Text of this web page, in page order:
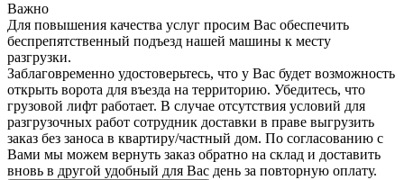
Важно
Для повышения качества услуг просим Вас обеспечить
беспрепятственный подъезд нашей машины к месту
разгрузки.
Заблаговременно удостоверьтесь, что у Вас будет возможность
открыть ворота для въезда на территорию. Убедитесь, что
грузовой лифт работает. В случае отсутствия условий для
разгрузочных работ сотрудник доставки в праве выгрузить
заказ без заноса в квартиру/частный дом. По согласованию с
Вами мы можем вернуть заказ обратно на склад и доставить
вновь в другой удобный для Вас день за повторную оплату.